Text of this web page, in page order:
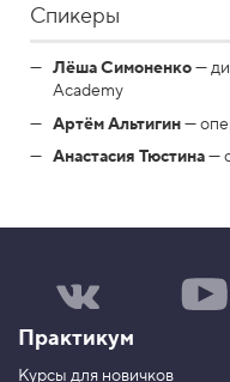
Спикеры
Лёша Симоненко—
Academy
Артём Альтигин—
Анастасия Тюстина—
а
а
Н
а
Практикум
Курсы для новичков